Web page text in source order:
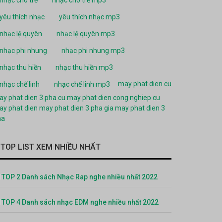
yêu thích nhạc yêu thích nhạc mp3
nhạc lệ quyên nhạc lệ quyên mp3
nhạc phi nhung nhạc phi nhung mp3
nhạc thu hiền nhạc thu hiền mp3
nhạc chế linh nhạc chế linh mp3
may phat dien cu
phat dien 3 pha cu may phat dien cong nghiep cu
phat dien may phat dien 3 pha gia may phat dien 3
TOP LIST XEM NHIỀU NHẤT
TOP 2 Danh sách Nhạc Rap nghe nhiều nhất 2022
TOP 4 Danh sách nhạc EDM nghe nhiều nhất 2022